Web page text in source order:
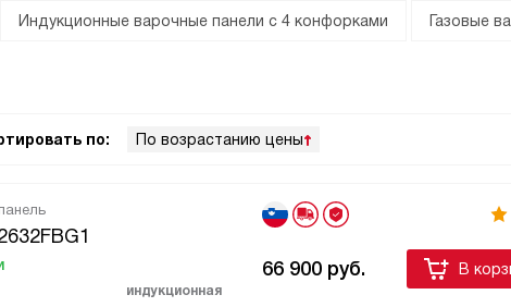
Индукционные варочные панели с 4 конфорками Газовые
по: По возрастанию цены
индукционная
66 900 руб. В